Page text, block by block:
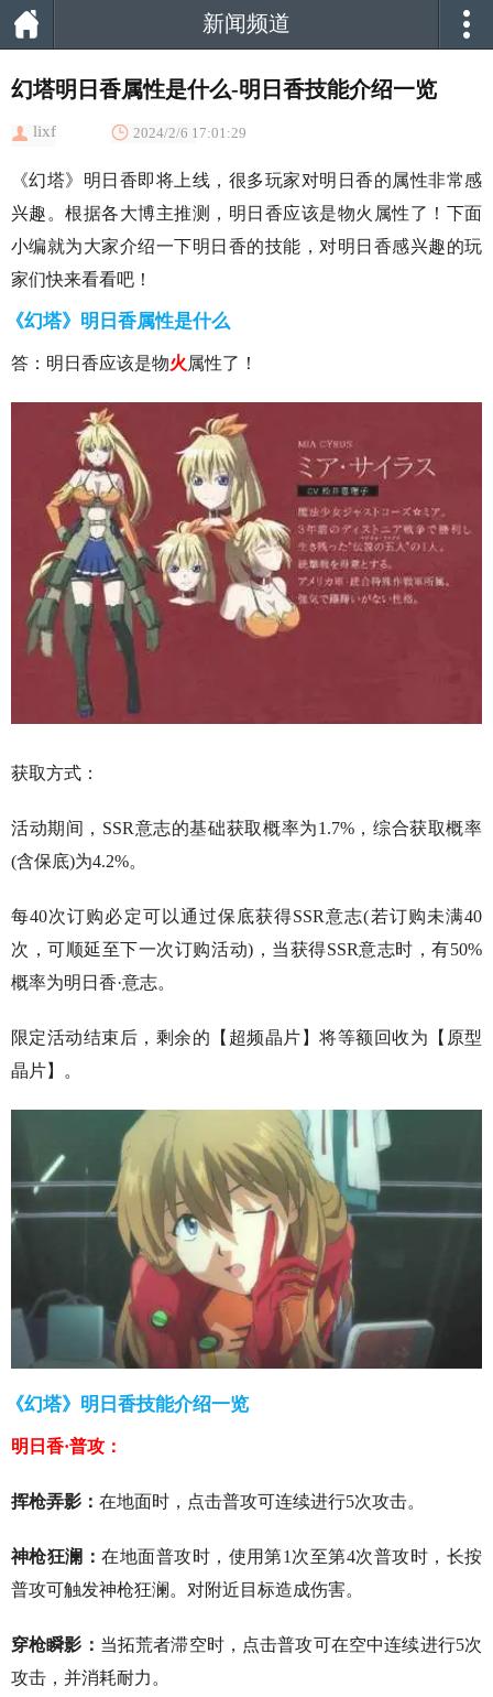
新闻频道
幻塔明日香属性是什么-明日香技能介绍一览
lixf 2024/2/6 17:01:29
《幻塔》明日香即将上线，很多玩家对明日香的属性非常感
兴趣。根据各大博主推测，明日香应该是物火属性了！下面
小编就为大家介绍一下明日香的技能，对明日香感兴趣的玩
家们快来看看吧！
《幻塔》明日香属性是什么
答：明日香应该是物火属性了！
获取方式：
活动期间，SSR意志的基础获取概率为1.7%，综合获取概率
(含保底)为4.2%。
每40次订购必定可以通过保底获得SSR意志(若订购未满40
次，可顺延至下一次订购活动)，当获得SSR意志时，有50%
概率为明日香·意志。
限定活动结束后，剩余的【超频晶片】将等额回收为【原型
晶片】。
《幻塔》明日香技能介绍一览
明日香·普攻：
挥枪弄影： 在地面时，点击普攻可连续进行5次攻击。
神枪狂澜：在地面普攻时，使用第1次至第4次普攻时，长按
普攻可触发神枪狂澜。对附近目标造成伤害。
穿枪瞬影： 当拓荒者滞空时，点击普攻可在空中连续进行5次
攻击，并消耗耐力。